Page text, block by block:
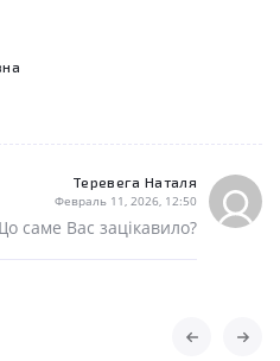
Теревега Наталя
Февраль 11, 2026, 12:50
саме Вас зацікавило?